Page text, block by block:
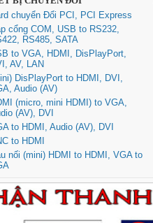
chuyển Đổi PCI, PCI Express
cổng COM, USB to RS232,
RS485, SATA
to VGA, HDMI, DisPlayPort,
AV, LAN
DisPlayPort to HDMI, DVI,
Audio (AV)
(micro, mini HDMI) to VGA,
(AV), DVI
to HDMI, Audio (AV), DVI
to HDMI
nối (mini) HDMI to HDMI, VGA to